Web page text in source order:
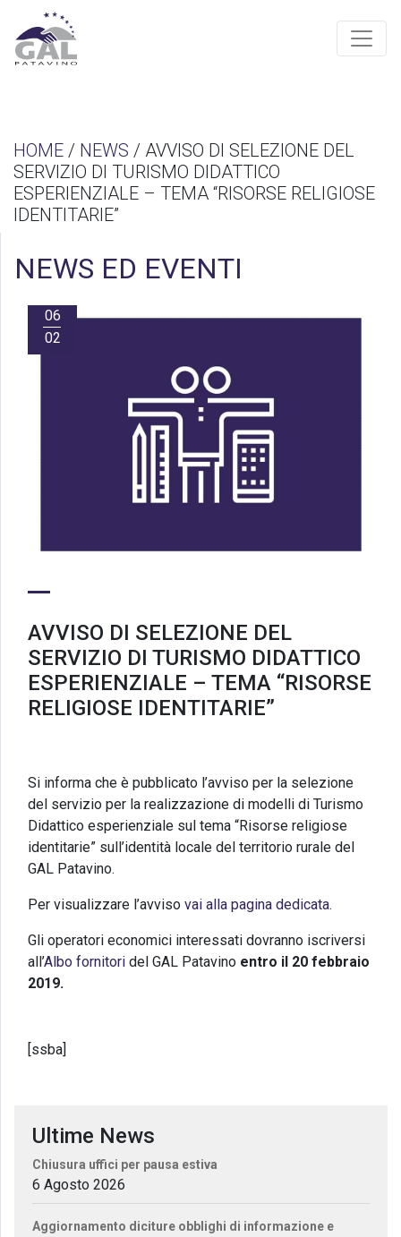
HOME / NEWS / AVVISO DI SELEZIONE DEL
SERVIZIO DI TURISMO DIDATTICO
ESPERIENZIALE – TEMA “RISORSE RELIGIOSE
IDENTITARIE”
NEWS ED EVENTI
06
02
AVVISO DI SELEZIONE DEL
SERVIZIO DI TURISMO DIDATTICO
ESPERIENZIALE – TEMA “RISORSE
RELIGIOSE IDENTITARIE”
Si informa che è pubblicato l’avviso per la selezione
del servizio per la realizzazione di modelli di Turismo
Didattico esperienziale sul tema “Risorse religiose
identitarie” sull’identità locale del territorio rurale del
GAL Patavino.
Per visualizzare l’avviso vai alla pagina dedicata.
Gli operatori economici interessati dovranno iscriversi
all’Albo fornitori del GAL Patavino entro il 20 febbraio
2019.
[ssba]
Ultime News
Chiusura uffici per pausa estiva
6 Agosto 2026
Aggiornamento diciture obblighi di informazione e